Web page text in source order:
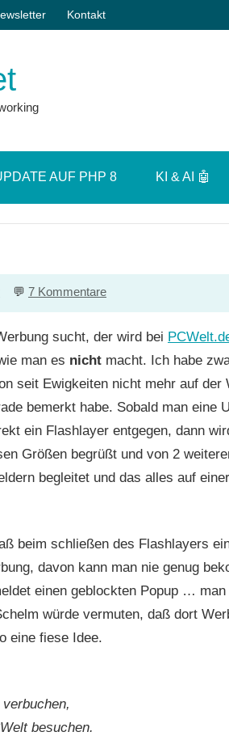
Kontakt
AUF PHP 8 KI & AI 🤖
7 Kommentare
sucht, der wird bei
man es nicht macht. Ich habe
seit Ewigkeiten nicht mehr auf der
bemerkt habe. Sobald man eine
ein Flashlayer entgegen, dann
Größen begrüßt und von 2
begleitet und das alles auf
beim schließen des Flashlayers
davon kann man nie genug
einen geblockten Popup …
würde vermuten, daß dort
eine fiese Idee.
besuchen.